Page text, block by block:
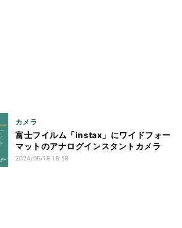
カメラ
富士フイルム「instax」にワイドフォー
マットのアナログインスタントカメラ
2024/06/18 19:58